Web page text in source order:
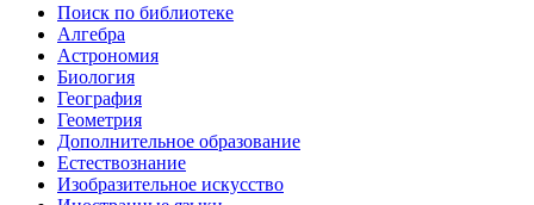
Поиск по библиотеке
Алгебра
Астрономия
Биология
География
Геометрия
Дополнительное образование
Естествознание
Изобразительное искусство